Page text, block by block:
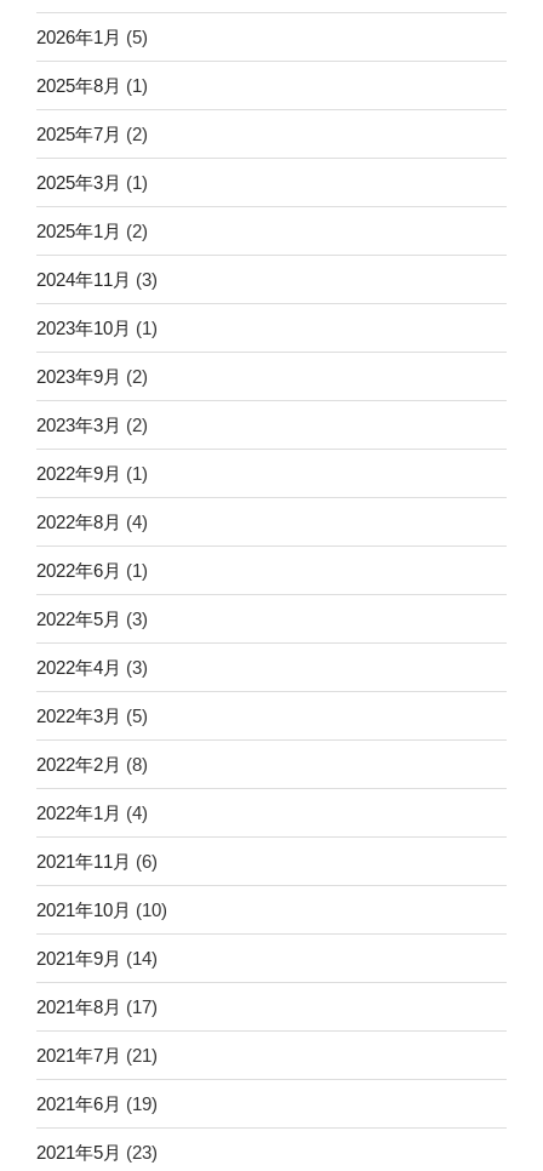
2026年1月 (5)
2025年8月 (1)
2025年7月 (2)
2025年3月 (1)
2025年1月 (2)
2024年11月 (3)
2023年10月 (1)
2023年9月 (2)
2023年3月 (2)
2022年9月 (1)
2022年8月 (4)
2022年6月 (1)
2022年5月 (3)
2022年4月 (3)
2022年3月 (5)
2022年2月 (8)
2022年1月 (4)
2021年11月 (6)
2021年10月 (10)
2021年9月 (14)
2021年8月 (17)
2021年7月 (21)
2021年6月 (19)
2021年5月 (23)